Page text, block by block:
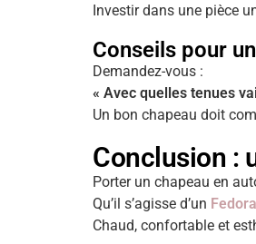
Investir dans une pièce
Conseils pour
Demandez-vous :
« Avec quelles tenues
Un bon chapeau doit
Conclusion :
Porter un chapeau en
Qu’il s’agisse d’un Fedora
Chaud, confortable et